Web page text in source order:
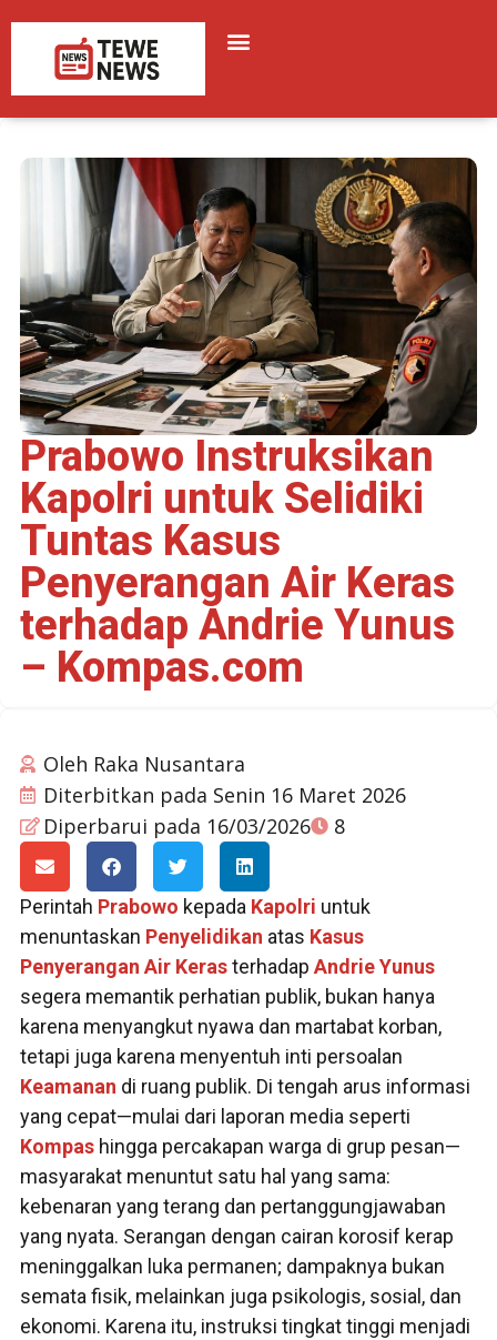
Prabowo Instruksikan
Kapolri untuk Selidiki
Tuntas Kasus
Penyerangan Air Keras
terhadap Andrie Yunus
– Kompas.com
Oleh Raka Nusantara
Diterbitkan pada Senin 16 Maret 2026
Diperbarui pada 16/03/2026
8
Perintah Prabowo kepada Kapolri untuk
menuntaskan Penyelidikan atas Kasus
Penyerangan Air Kerasterhadap Andrie Yunus
segera memantik perhatian publik, bukan hanya
karena menyangkut nyawa dan martabat korban,
tetapi juga karena menyentuh inti persoalan
Keamanan di ruang publik. Di tengah arus informasi
yang cepat—mulai dari laporan media seperti
Kompas hingga percakapan warga di grup pesan—
masyarakat menuntut satu hal yang sama:
kebenaran yang terang dan pertanggungjawaban
yang nyata. Serangan dengan cairan korosif kerap
meninggalkan luka permanen; dampaknya bukan
semata fisik, melainkan juga psikologis, sosial, dan
ekonomi. Karena itu, instruksi tingkat tinggi menjadi